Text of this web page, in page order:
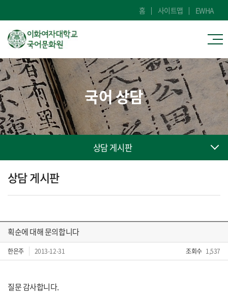
홈 사이트맵 EWHA
국어 상담
상담 게시판
상담 게시판
획순에 대해 문의합니다
한은주 2013-12-31 조회수 1,537
질문 감사합니다.